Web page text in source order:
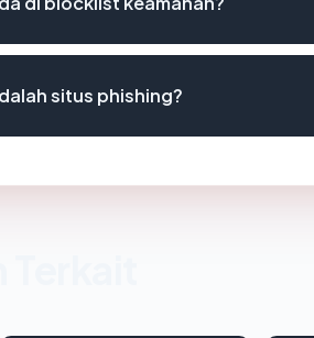
situs phishing?